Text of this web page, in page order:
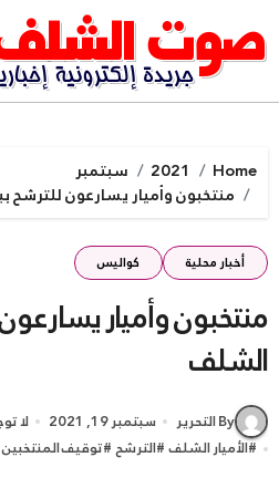
to
content
Home
2021
سبتمبر
منتخبون وأميار يسارعون للترشح
أخبار محلية كواليس
منتخبون وأميار
الشلف
By التحرير سبتمبر 19, 2021
لا
#الأميار الشلف #الترشح #توقيف المنتخبين